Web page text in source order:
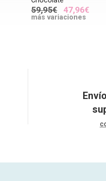
59,95€ 47,96€
más variaciones